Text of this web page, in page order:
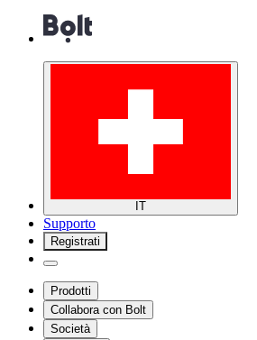
IT
Supporto
Registrati
Prodotti
Collabora con Bolt
Società